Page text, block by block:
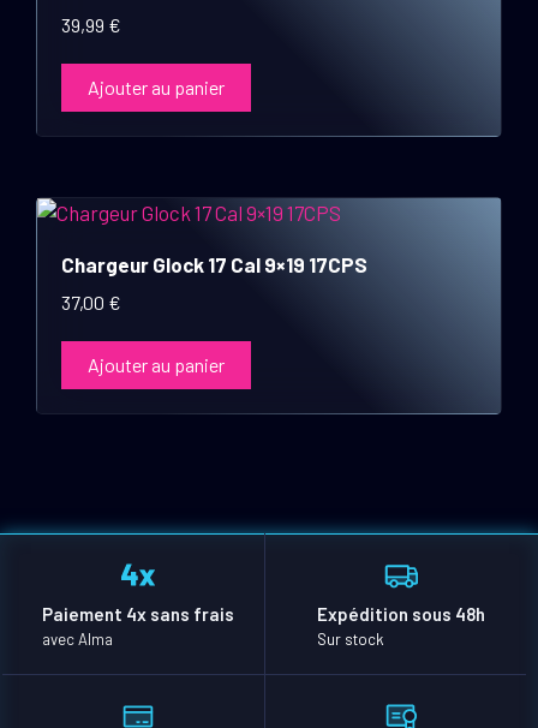
39,99 €
Ajouter au panier
Chargeur Glock 17 Cal 9×19 17CPS
37,00 €
Ajouter au panier
Paiement 4x sans frais
avec Alma
Expédition sous 48h
Sur stock